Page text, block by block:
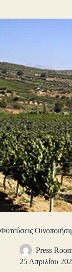
Φυτεύσεις
Press
25 Απριλίου